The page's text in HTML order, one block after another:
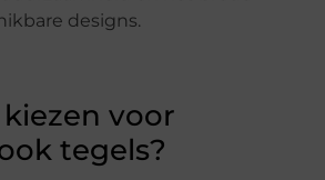
designs.
voor
tegels?